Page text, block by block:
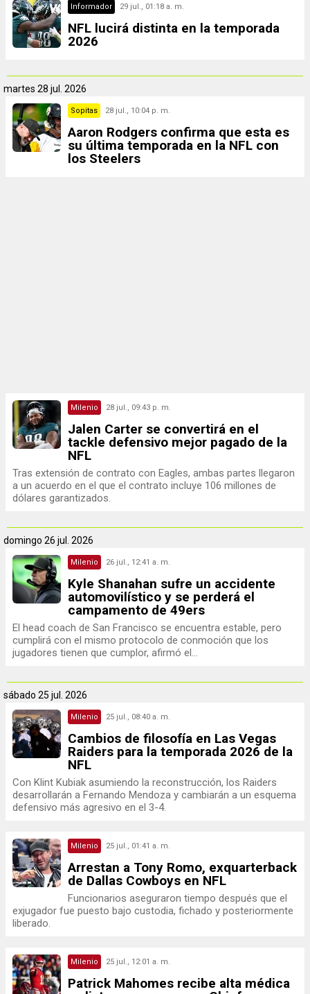
Informador 29 jul., 01:18 a. m.
NFL lucirá distinta en la temporada
2026
martes 28 jul. 2026
Sopitas 28 jul., 10:04 p. m.
Aaron Rodgers confirma que esta es
su última temporada en la NFL con
los Steelers
Milenio 28 jul., 09:43 p. m.
Jalen Carter se convertirá en el
tackle defensivo mejor pagado de la
NFL
Tras extensión de contrato con Eagles, ambas partes llegaron
a un acuerdo en el que el contrato incluye 106 millones de
dólares garantizados.
domingo 26 jul. 2026
Milenio 26 jul., 12:41 a. m.
Kyle Shanahan sufre un accidente
automovilístico y se perderá el
campamento de 49ers
El head coach de San Francisco se encuentra estable, pero
cumplirá con el mismo protocolo de conmoción que los
jugadores tienen que cumplor, afirmó el...
sábado 25 jul. 2026
Milenio 25 jul., 08:40 a. m.
Cambios de filosofía en Las Vegas
Raiders para la temporada 2026 de la
NFL
Con Klint Kubiak asumiendo la reconstrucción, los Raiders
desarrollarán a Fernando Mendoza y cambiarán a un esquema
defensivo más agresivo en el 3-4.
Milenio 25 jul., 01:41 a. m.
Arrestan a Tony Romo, exquarterback
de Dallas Cowboys en NFL
Funcionarios aseguraron tiempo después que el
exjugador fue puesto bajo custodia, fichado y posteriormente
liberado.
Milenio 25 jul., 12:01 a. m.
Patrick Mahomes recibe alta médica